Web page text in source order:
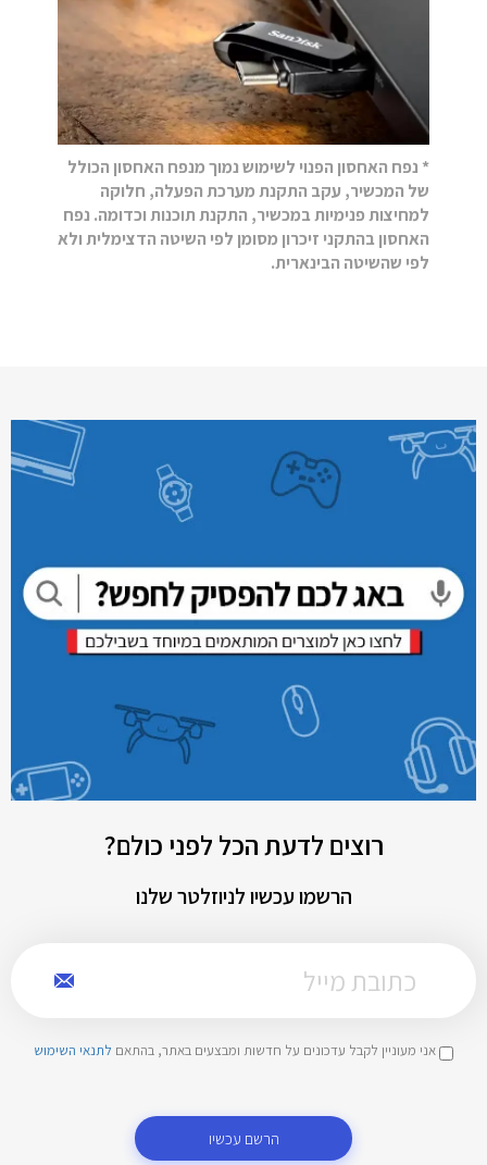
* נפח האחסון הפנוי לשימוש נמוך מנפח האחסון הכולל
של המכשיר, עקב התקנת מערכת הפעלה, חלוקה
למחיצות פנימיות במכשיר, התקנת תוכנות וכדומה. נפח
האחסון בהתקני זיכרון מסומן לפי השיטה הדצימלית ולא
לפי שהשיטה הבינארית.
רוצים לדעת הכל לפני כולם?
הרשמו עכשיו לניוזלטר שלנו
אני מעוניין לקבל עדכונים על חדשות ומבצעים באתר, בהתאם לתנאי השימוש
הרשם עכשיו